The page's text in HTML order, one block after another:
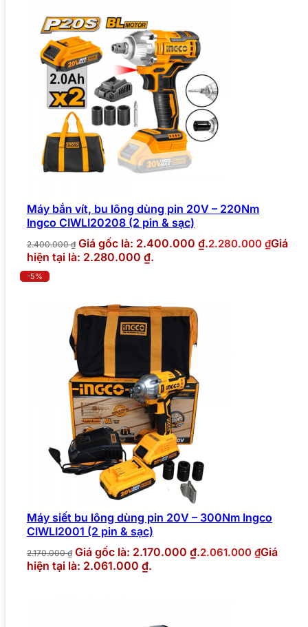
Máy bắn vít, bu lông dùng pin 20V – 220Nm
Ingco CIWLI20208 (2 pin & sạc)
2.400.000₫ Giá gốc là: 2.400.000 ₫.2.280.000 ₫Giá
hiện tại là: 2.280.000 ₫.
-5%
Máy siết bu lông dùng pin 20V – 300Nm Ingco
CIWLI2001 (2 pin & sạc)
2.170.000₫ Giá gốc là: 2.170.000 ₫.2.061.000 ₫Giá
hiện tại là: 2.061.000 ₫.